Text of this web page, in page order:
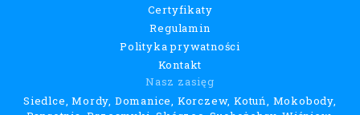
Certyfikaty
Regulamin
Polityka prywatności
Kontakt
Nasz zasięg
Siedlce, Mordy, Domanice, Korczew, Kotuń, Mokobody,